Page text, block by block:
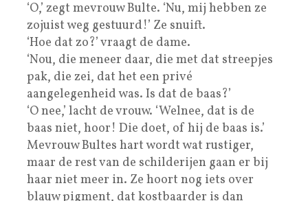
‘O,’ zegt mevrouw Bulte. ‘Nu, mij hebben ze
zojuist weg gestuurd!’ Ze snuift.
‘Hoe dat zo?’ vraagt de dame.
‘Nou, die meneer daar, die met dat streepjes
pak, die zei, dat het een privé
aangelegenheid was. Is dat de baas?’
‘O nee,’ lacht de vrouw. ‘Welnee, dat is de
baas niet, hoor! Die doet, of hij de baas is.’
Mevrouw Bultes hart wordt wat rustiger,
maar de rest van de schilderijen gaan er bij
haar niet meer in. Ze hoort nog iets over
blauw pigment, dat kostbaarder is dan